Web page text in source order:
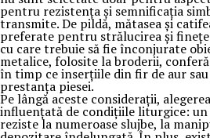
pentru rezistența și semnificația
transmite. De pildă, mătasea și
preferate pentru strălucirea și
cu care trebuie să fie înconjurate
metalice, folosite la broderii,
în timp ce inserțiile din fir de aur
prestanța piesei.
Pe lângă aceste considerații,
influențată de condițiile liturgice:
reziste la numeroase slujbe, la